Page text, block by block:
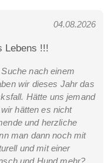
04.08.2026
Lebens !!!
nach einem
wir dieses Jahr das
Hätte uns jemand
hätten es nicht
und herzliche
man dann noch mit
und mit einer